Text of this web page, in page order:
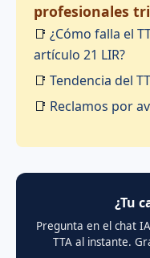
profesionales
📑¿Cómo falla el
artículo 21 LIR?
📑Tendencia del
📑 Reclamos por
¿Tu
Pregunta en el chat
TTA al instante.